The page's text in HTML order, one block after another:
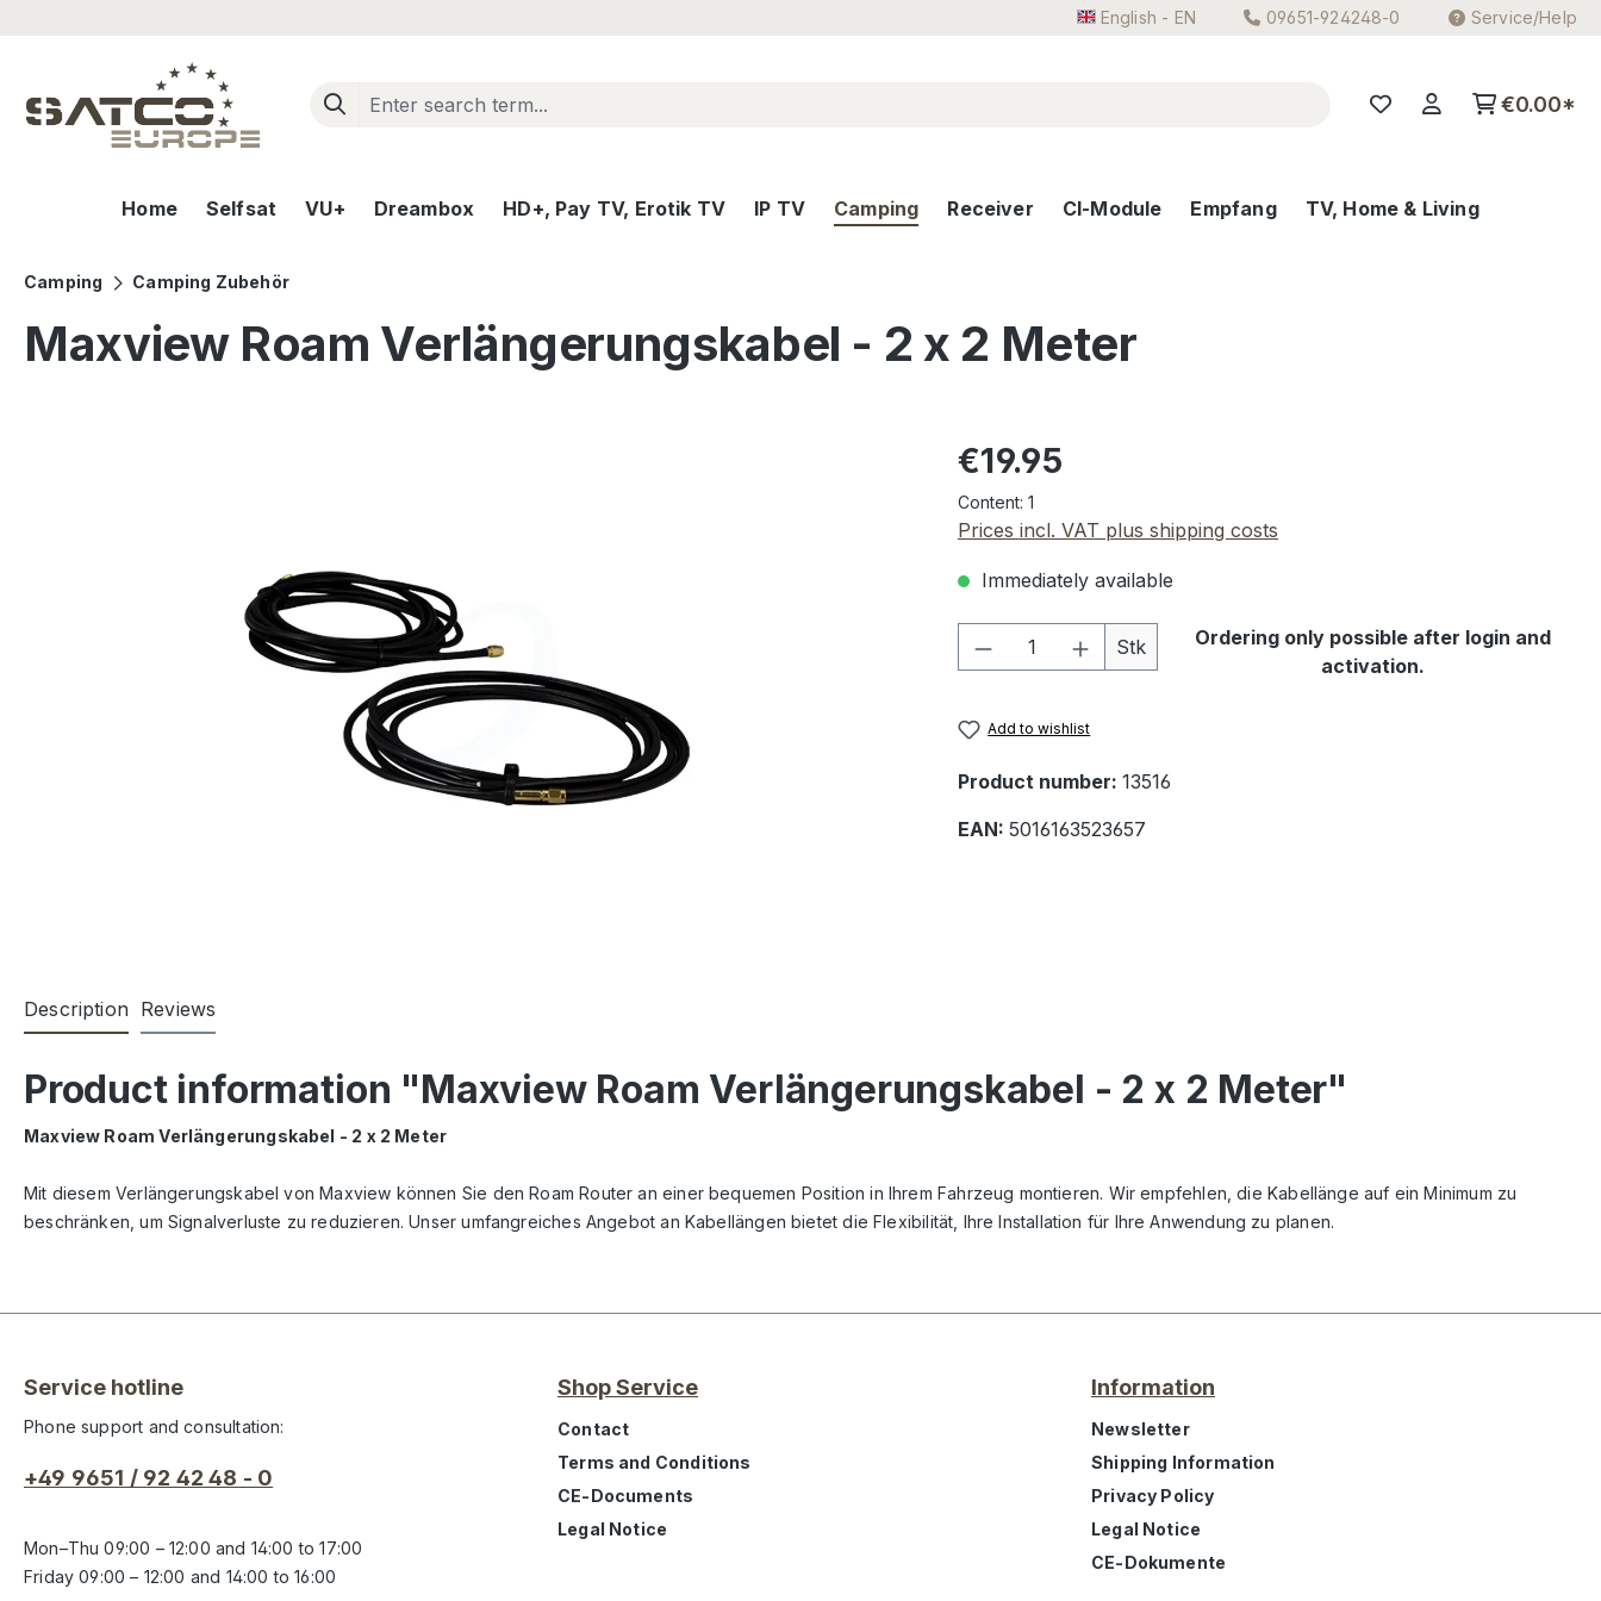
English - EN 09651-924248-0 Service/Help
€0.00*
Home Selfsat VU+ Dreambox HD+, Pay TV, Erotik TV IP TV Camping Receiver CI-Module Empfang TV, Home & Living
Camping Camping Zubehör
Maxview Roam Verlängerungskabel - 2 x 2 Meter
Regular price:
€19.95
Content: 1
Prices incl. VAT plus shipping costs
Immediately available
Product Quantity: Enter the desired amount
Stk
Ordering only possible after login and
activation.
Add to wishlist
Product number: 13516
EAN: 5016163523657
Description Reviews
Product information "Maxview Roam Verlängerungskabel - 2 x 2 Meter"
Maxview Roam Verlängerungskabel - 2 x 2 Meter
Mit diesem Verlängerungskabel von Maxview können Sie den Roam Router an einer bequemen Position in Ihrem Fahrzeug montieren. Wir empfehlen, die Kabellänge auf ein Minimum zu
beschränken, um Signalverluste zu reduzieren. Unser umfangreiches Angebot an Kabellängen bietet die Flexibilität, Ihre Installation für Ihre Anwendung zu planen.
Service hotline
Phone support and consultation:
+49 9651 / 92 42 48 - 0
Mon–Thu 09:00 – 12:00 and 14:00 to 17:00
Friday 09:00 – 12:00 and 14:00 to 16:00
Shop Service
Contact
Terms and Conditions
CE-Documents
Legal Notice
Information
Newsletter
Shipping Information
Privacy Policy
Legal Notice
CE-Dokumente